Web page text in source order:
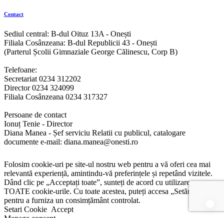
Contact
Sediul central: B-dul Oituz 13A - Onești
Filiala Cosânzeana: B-dul Republicii 43 - Onești
(Parterul Școlii Gimnaziale George Călinescu, Corp B)
Telefoane:
Secretariat 0234 312202
Director 0234 324099
Filiala Cosânzeana 0234 317327
Persoane de contact
Ionuț Tenie - Director
Diana Manea - Șef serviciu Relatii cu publicul, catalogare
documente e-mail: diana.manea@onesti.ro
Folosim cookie-uri pe site-ul nostru web pentru a vă oferi cea mai
relevantă experiență, amintindu-vă preferințele și repetând vizitele.
Dând clic pe „Acceptați toate”, sunteți de acord cu utilizarea
TOATE cookie-urile. Cu toate acestea, puteți accesa „Setări cookie”
pentru a furniza un consimțământ controlat.
Setari Cookie Accept